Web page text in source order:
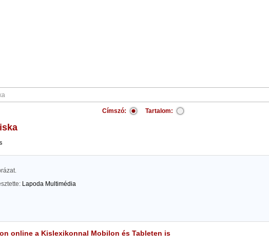
Címszó: Tartalom:
Lapoda Multimédia
online a Kislexikonnal Mobilon és Tableten is